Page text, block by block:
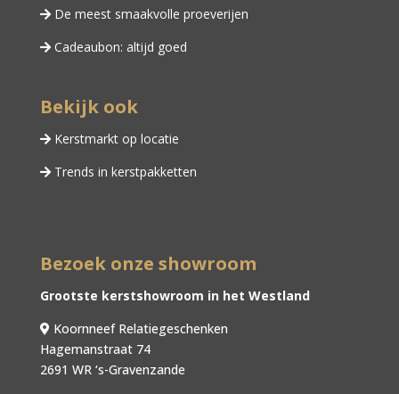
De meest smaakvolle proeverijen
Cadeaubon: altijd goed
Bekijk ook
Kerstmarkt op locatie
Trends in kerstpakketten
Bezoek onze showroom
Grootste kerstshowroom in het Westland
Koornneef Relatiegeschenken
Hagemanstraat 74
2691 WR ‘s-Gravenzande